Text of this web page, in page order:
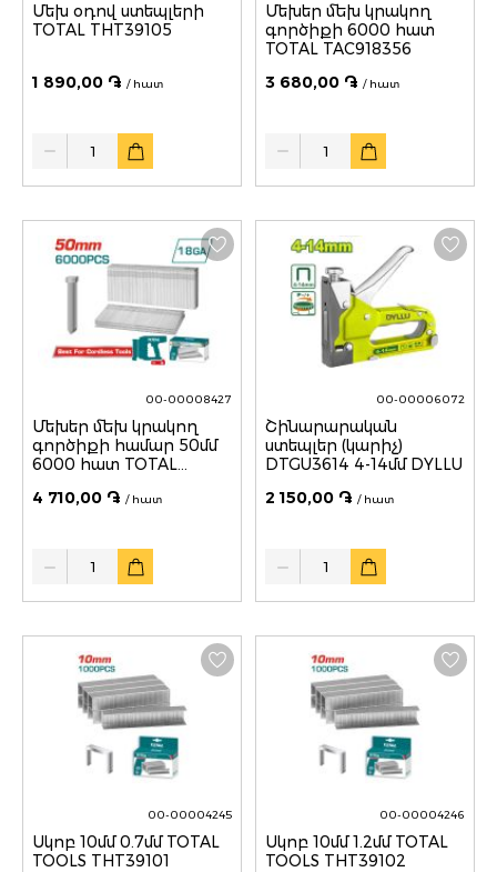
Մեխ օդով ստեպլերի
TOTAL THT39105
1 890,00 ֏ / հատ
Quantity
Մեխեր մեխ կրակող
գործիքի 6000 հատ
TOTAL TAC918356
3 680,00 ֏ / հատ
Quantity
00-00008427
Մեխեր մեխ կրակող
գործիքի համար 50մմ
6000 հատ TOTAL
4 710,00 ֏ / հատ
Quantity
00-00006072
Շինարարական
ստեպլեր (կարիչ)
DTGU3614 4-14մմ DYLLU
2 150,00 ֏ / հատ
Quantity
00-00004245
Սկոբ 10մմ 0.7մմ TOTAL
TOOLS THT39101
00-00004246
Սկոբ 10մմ 1.2մմ TOTAL
TOOLS THT39102